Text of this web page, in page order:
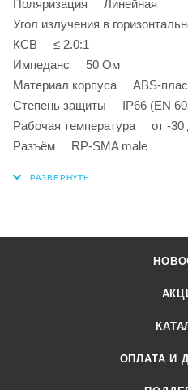
Поляризация Линейная
Угол излучения в
КСВ ≤ 2.0:1
Импеданс 50 Ом
Материал корпуса ABS-
Степень защиты IP66 (EN
Рабочая температура от -30
Разъём RP-SMA male
ОПЛАТА И